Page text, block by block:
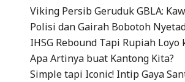
Viking Persib Geruduk GBLA:
Polisi dan Gairah Bobotoh
IHSG Rebound Tapi Rupiah Loyo
Apa Artinya buat Kantong Kita?
Simple tapi Iconic! Intip Gaya